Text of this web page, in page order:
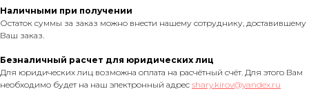
Наличными при получении
Остаток суммы за заказ можно внести нашему сотруднику, доставившему
Ваш заказ.
Безналичный расчет для юридических лиц
Для юридических лиц возможна оплата на расчётный счёт. Для этого Вам
необходимо будет на наш электронный адрес shary.kirov@yandex.ru